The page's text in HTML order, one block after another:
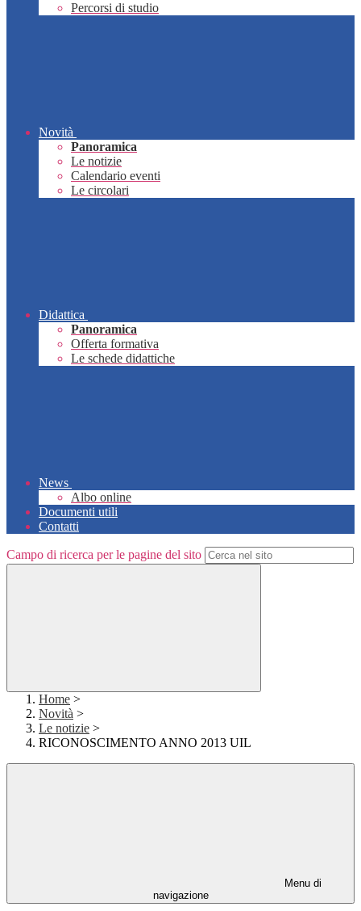
Percorsi di studio
Novità
Panoramica
Le notizie
Calendario eventi
Le circolari
Didattica
Panoramica
Offerta formativa
Le schede didattiche
News
Albo online
Documenti utili
Contatti
Campo di ricerca per le pagine del sito
Home >
Novità >
Le notizie >
RICONOSCIMENTO ANNO 2013 UIL
Menu di
navigazione